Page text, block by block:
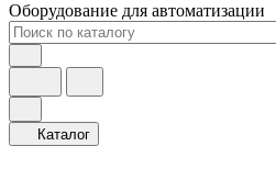
Оборудование для автоматизации
Каталог